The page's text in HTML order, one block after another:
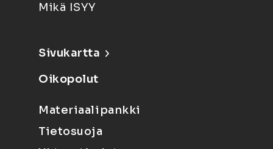
Mikä ISYY
Sivukartta
Oikopolut
Materiaalipankki
Tietosuoja